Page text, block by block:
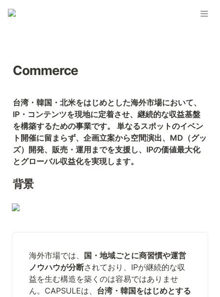
Commerce
台湾・韓国・北米をはじめとした海外市場において、
IP・コンテンツを現地に定着させ、継続的な収益基盤
を構築するための事業です。 単なるスポットのイベン
ト開催に留まらず、企画立案から空間演出、MD（グッ
ズ）開発、販売・運用までを支援し、IPの価値最大化
とグローバル収益化を実現します。
背景
海外市場では、
国・地域ごとに商習慣や運営
ノウハウが分断されており、IPが継続的な収
益を生む構造を築くのは容易ではありませ
ん。CAPSULEは、 台湾・韓国をはじめとする